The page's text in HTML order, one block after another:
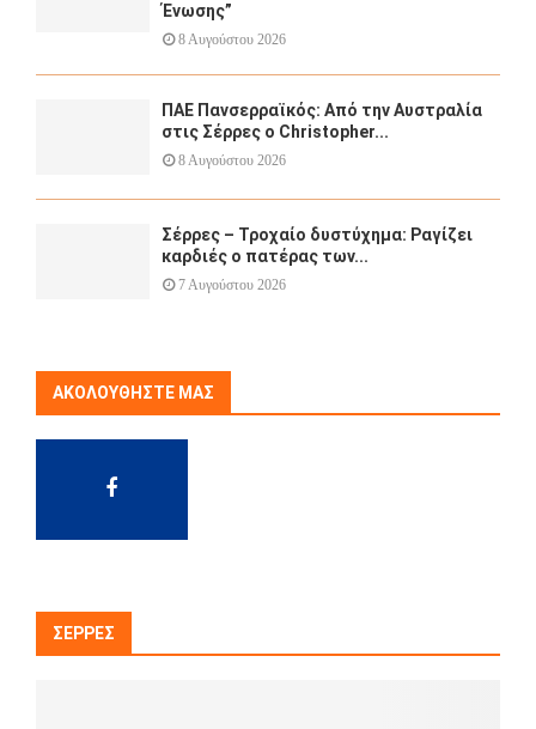
Ένωσης”
8 Αυγούστου 2026
ΠΑΕ Πανσερραϊκός: Από την Αυστραλία
στις Σέρρες ο Christopher...
8 Αυγούστου 2026
Σέρρες – Τροχαίο δυστύχημα: Ραγίζει
καρδιές ο πατέρας των...
7 Αυγούστου 2026
ΑΚΟΛΟΥΘΉΣΤΕ ΜΑΣ
ΣΈΡΡΕΣ